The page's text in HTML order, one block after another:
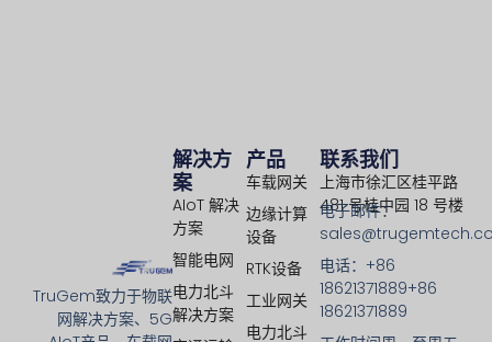
TruGem致力于物联
网解决方案、5G
产品
车载网关
边缘计算
设备
RTK设备
工业网关
电力北斗
解决方
案
AIoT 解决
方案
智能电网
电力北斗
解决方案
联系我们
上海市徐汇区桂平路
481 号桂中园 18 号楼
电子邮件：
电话：+86
18621371889+86
18621371889